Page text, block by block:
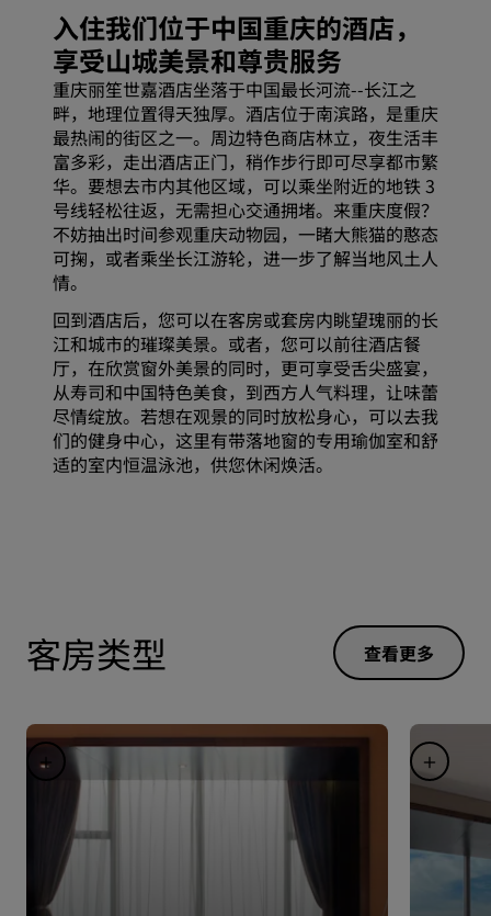
入住我们位于中国重庆的酒店，
享受山城美景和尊贵服务
重庆丽笙世嘉酒店坐落于中国最长河流--长江之
畔，地理位置得天独厚。酒店位于南滨路，是重庆
最热闹的街区之一。周边特色商店林立，夜生活丰
富多彩，走出酒店正门，稍作步行即可尽享都市繁
华。要想去市内其他区域，可以乘坐附近的地铁 3
号线轻松往返，无需担心交通拥堵。来重庆度假？
不妨抽出时间参观重庆动物园，一睹大熊猫的憨态
可掬，或者乘坐长江游轮，进一步了解当地风土人
情。
回到酒店后，您可以在客房或套房内眺望瑰丽的长
江和城市的璀璨美景。或者，您可以前往酒店餐
厅，在欣赏窗外美景的同时，更可享受舌尖盛宴，
从寿司和中国特色美食，到西方人气料理，让味蕾
尽情绽放。若想在观景的同时放松身心，可以去我
们的健身中心，这里有带落地窗的专用瑜伽室和舒
适的室内恒温泳池，供您休闲焕活。
客房类型 查看更多